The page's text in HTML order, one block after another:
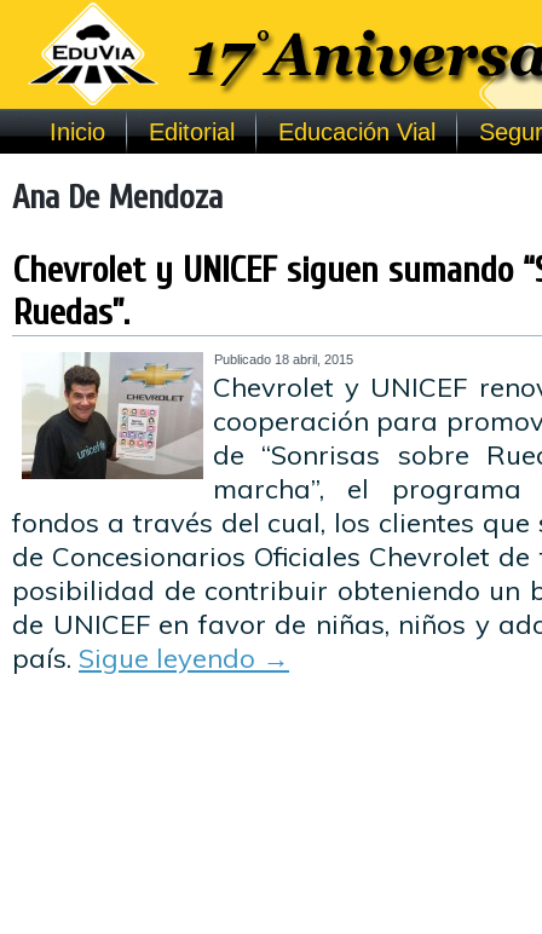
Inicio Editorial Educación Vial
Ana De Mendoza
Chevrolet y UNICEF siguen sumando
Ruedas”.
Publicado 18 abril, 2015
Chevrolet y UNICEF
cooperación para
de “Sonrisas sobre
marcha”, el
fondos a través del cual, los clientes que
de Concesionarios Oficiales Chevrolet
posibilidad de contribuir obteniendo un
de UNICEF en favor de niñas, niños y
país. Sigue leyendo →